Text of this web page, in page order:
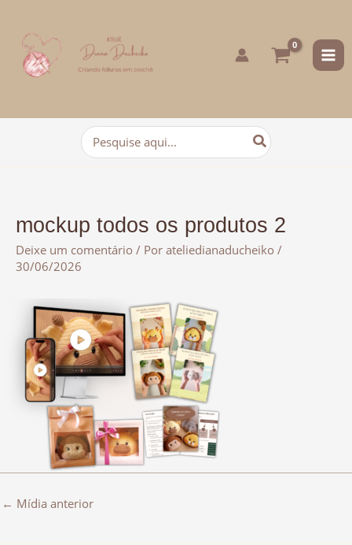
conteúdo
Procurar:
mockup todos os produtos 2
Deixe um comentário / Por ateliedianaducheiko /
30/06/2026
← Mídia anterior